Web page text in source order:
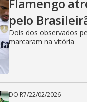
Flamengo
pelo
Dois dos observados
marcaram na vitória
DO R7/22/02/2026